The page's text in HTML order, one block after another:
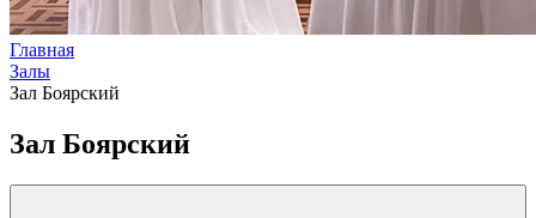
Главная
Залы
Зал Боярский
Зал Боярский